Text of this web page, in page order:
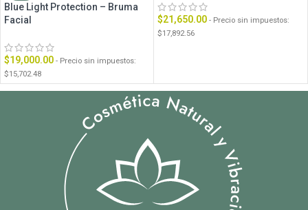
Blue Light Protection – Bruma
Facial
$19,000.00 - Precio sin impuestos:
$15,702.48
$21,650.00 - Precio sin impuestos:
$17,892.56